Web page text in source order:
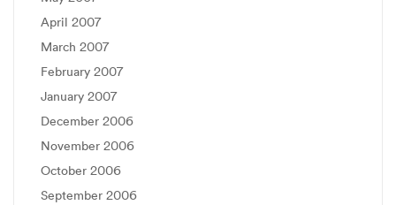
April 2007
March 2007
February 2007
January 2007
December 2006
November 2006
October 2006
September 2006